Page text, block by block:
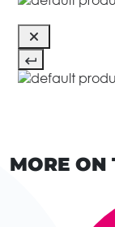
MORE ON